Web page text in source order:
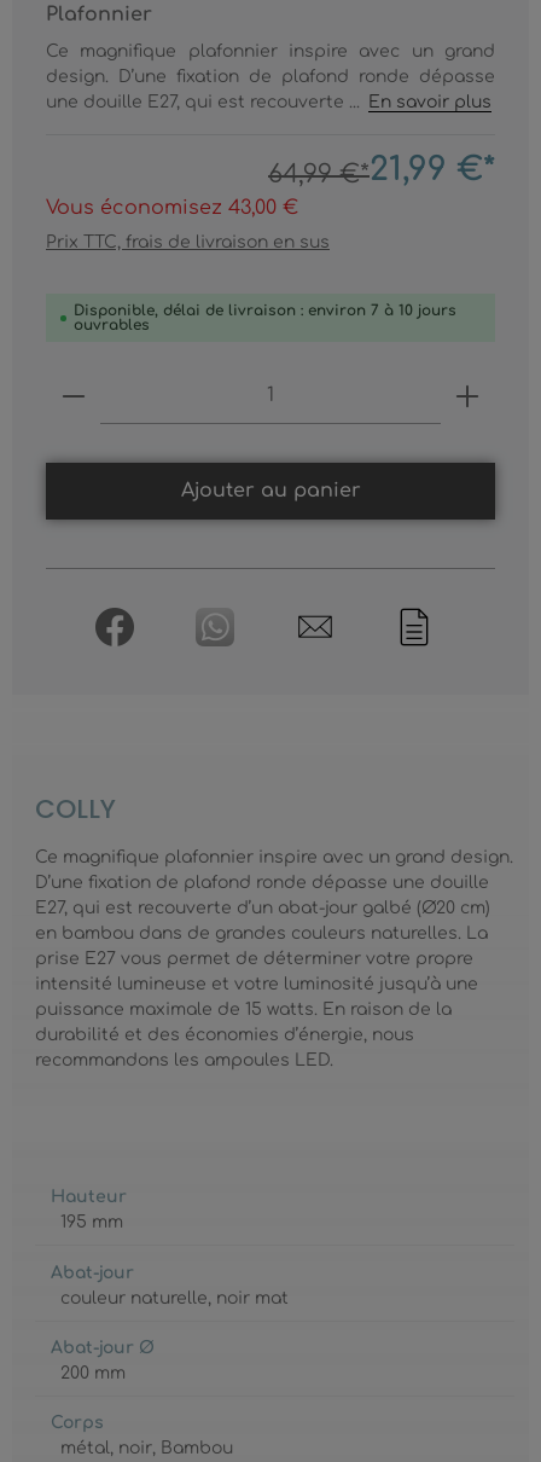
Plafonnier
Ce magnifique plafonnier inspire avec un grand
design. D’une fixation de plafond ronde dépasse
une douille E27, qui est recouverte ...
En savoir plus
64,99 €*21,99 €*
Vous économisez 43,00 €
Prix TTC, frais de livraison en sus
Disponible, délai de livraison : environ 7 à 10 jours
ouvrables
Produkt Anzahl: Gib den
Ajouter au panier
COLLY
Ce magnifique plafonnier inspire avec un grand design.
D’une fixation de plafond ronde dépasse une douille
E27, qui est recouverte d’un abat-jour galbé (Ø20 cm)
en bambou dans de grandes couleurs naturelles. La
prise E27 vous permet de déterminer votre propre
intensité lumineuse et votre luminosité jusqu’à une
puissance maximale de 15 watts. En raison de la
durabilité et des économies d’énergie, nous
recommandons les ampoules LED.
Hauteur
195 mm
Abat-jour
couleur naturelle, noir mat
Abat-jour Ø
200 mm
Corps
métal , noir, Bambou